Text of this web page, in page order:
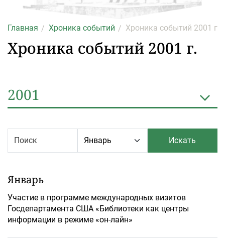
Главная Хроника событий Хроника событий 2001 г.
Хроника событий 2001 г.
2001
Искать
Январь
Участие в программе международных визитов
Госдепартамента США «Библиотеки как центры
информации в режиме «он-лайн»